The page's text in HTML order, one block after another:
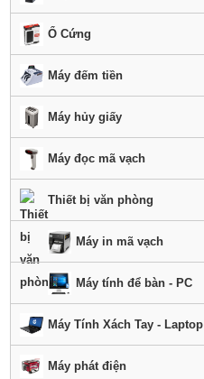
Ổ Cứng
Máy đếm tiền
Máy hủy giấy
Máy đọc mã vạch
Thiết bị văn phòng
Máy in mã vạch
Máy tính để bàn - PC
Máy Tính Xách Tay - Laptop
Máy phát điện